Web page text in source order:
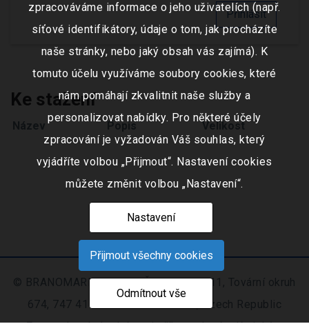
Přihlásit
Ke stažení
Název Popis Velikost
© BRANOMARKET s.r.o., IČO: 253 51 311, Tovární okruh
674, 747 41 Hradec nad Moravicí, Czech Republic
Zapsaná v obchodním rejstříku vedeném Krajským
zpracováváme informace o jeho uživatelích (např.
síťové identifikátory, údaje o tom, jak procházíte
naše stránky, nebo jaký obsah vás zajímá). K
tomuto účelu využíváme soubory cookies, které
nám pomáhají zkvalitnit naše služby a
personalizovat nabídky. Pro některé účely
zpracování je vyžadován Váš souhlas, který
vyjádříte volbou „Přijmout“. Nastavení cookies
můžete změnit volbou „Nastavení“.
Nastavení
Přijmout všechny cookies
Odmítnout vše